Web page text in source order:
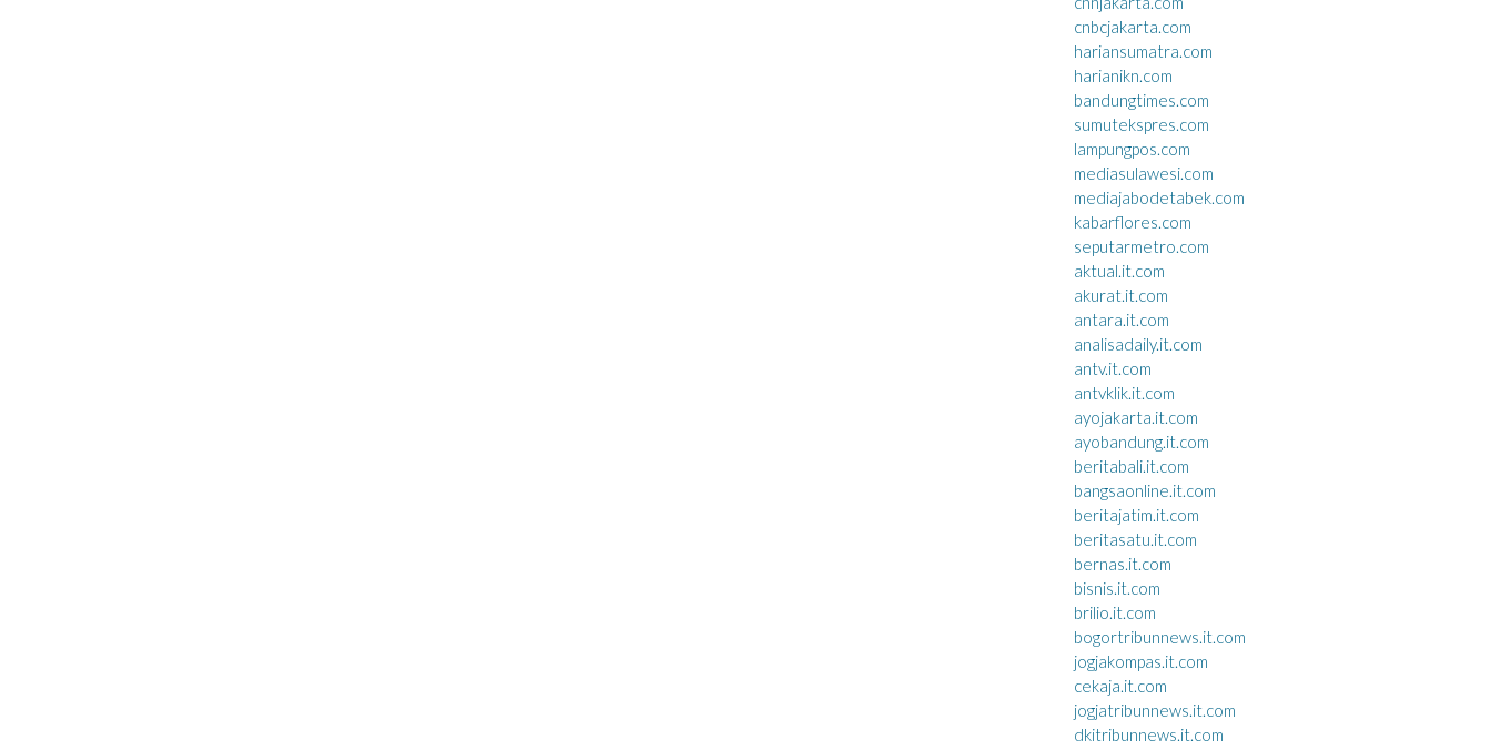
cnbcjakarta.com
hariansumatra.com
harianikn.com
bandungtimes.com
sumutekspres.com
lampungpos.com
mediasulawesi.com
mediajabodetabek.com
kabarflores.com
seputarmetro.com
aktual.it.com
akurat.it.com
antara.it.com
analisadaily.it.com
antv.it.com
antvklik.it.com
ayojakarta.it.com
ayobandung.it.com
beritabali.it.com
bangsaonline.it.com
beritajatim.it.com
beritasatu.it.com
bernas.it.com
bisnis.it.com
brilio.it.com
bogortribunnews.it.com
jogjakompas.it.com
cekaja.it.com
jogjatribunnews.it.com
dkitribunnews.it.com